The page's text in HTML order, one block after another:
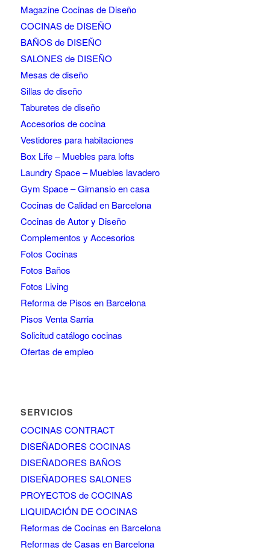
Magazine Cocinas de Diseño
COCINAS de DISEÑO
BAÑOS de DISEÑO
SALONES de DISEÑO
Mesas de diseño
Sillas de diseño
Taburetes de diseño
Accesorios de cocina
Vestidores para habitaciones
Box Life – Muebles para lofts
Laundry Space – Muebles lavadero
Gym Space – Gimansio en casa
Cocinas de Calidad en Barcelona
Cocinas de Autor y Diseño
Complementos y Accesorios
Fotos Cocinas
Fotos Baños
Fotos Living
Reforma de Pisos en Barcelona
Pisos Venta Sarria
Solicitud catálogo cocinas
Ofertas de empleo
SERVICIOS
COCINAS CONTRACT
DISEÑADORES COCINAS
DISEÑADORES BAÑOS
DISEÑADORES SALONES
PROYECTOS de COCINAS
LIQUIDACIÓN DE COCINAS
Reformas de Cocinas en Barcelona
Reformas de Casas en Barcelona